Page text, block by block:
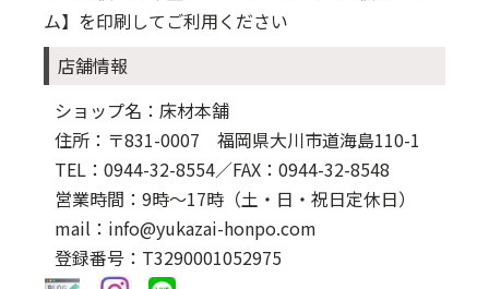
ム】 を印刷してご利用ください
店舗情報
ショップ名：床材本舗
住所：〒831-0007 福岡県大川市道海島110-1
TEL：0944-32-8554／FAX：0944-32-8548
営業時間：9時～17時（土・日・祝日定休日）
mail：info@yukazai-honpo.com
登録番号：T3290001052975